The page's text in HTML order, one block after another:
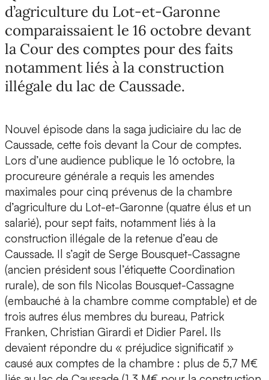
d’agriculture du Lot-et-Garonne
comparaissaient le 16 octobre devant
la Cour des comptes pour des faits
notamment liés à la construction
illégale du lac de Caussade.
Nouvel épisode dans la saga judiciaire du lac de
Caussade, cette fois devant la Cour de comptes.
Lors d’une audience publique le 16 octobre, la
procureure générale a requis les amendes
maximales pour cinq prévenus de la chambre
d’agriculture du Lot-et-Garonne (quatre élus et un
salarié), pour sept faits, notamment liés à la
construction illégale de la retenue d’eau de
Caussade. Il s’agit de Serge Bousquet-Cassagne
(ancien président sous l’étiquette Coordination
rurale), de son fils Nicolas Bousquet-Cassagne
(embauché à la chambre comme comptable) et de
trois autres élus membres du bureau, Patrick
Franken, Christian Girardi et Didier Parel. Ils
devaient répondre du « préjudice significatif »
causé aux comptes de la chambre : plus de 5,7 M€